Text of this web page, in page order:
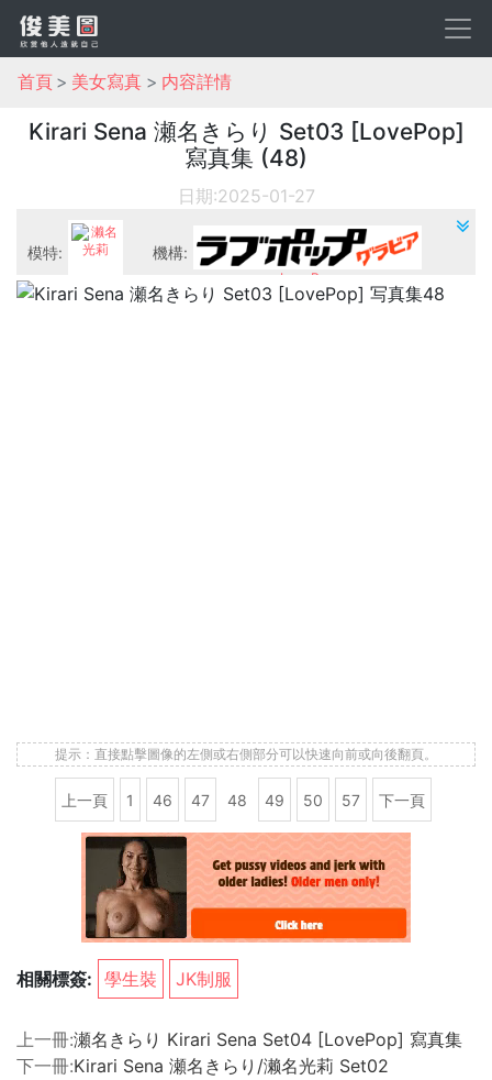
首頁 美女寫真 内容詳情
Kirari Sena 瀬名きらり Set03 [LovePop]
寫真集 (48)
日期:2025-01-27
模特:
濑名光莉
機構:
LovePop
提示：直接點擊圖像的左側或右側部分可以快速向前或向後翻頁。
上一頁 1 46 47 48 49 50 57 下一頁
相關標簽: 學生裝 JK制服
上一冊:瀬名きらり Kirari Sena Set04 [LovePop] 寫真集
下一冊:Kirari Sena 瀬名きらり/濑名光莉 Set02